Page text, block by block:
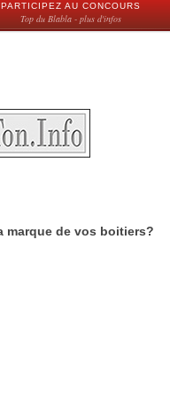
PARTICIPEZ AU CONCOURS
Top du Blabla - plus d'infos
marque de vos boitiers?